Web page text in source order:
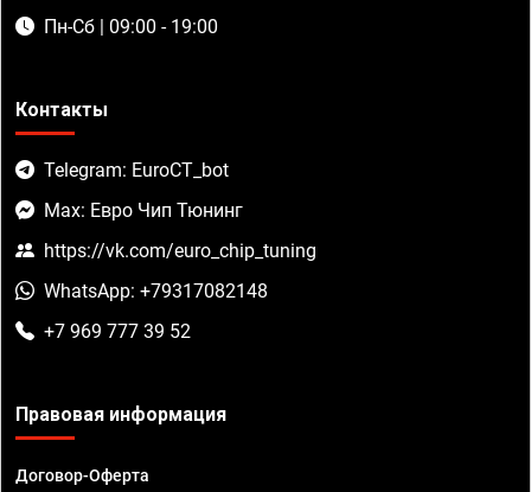
Пн-Сб | 09:00 - 19:00
Контакты
Telegram: EuroCT_bot
Max: Евро Чип Тюнинг
https://vk.com/euro_chip_tuning
WhatsApp: +79317082148
+7 969 777 39 52
Правовая информация
Договор-Оферта